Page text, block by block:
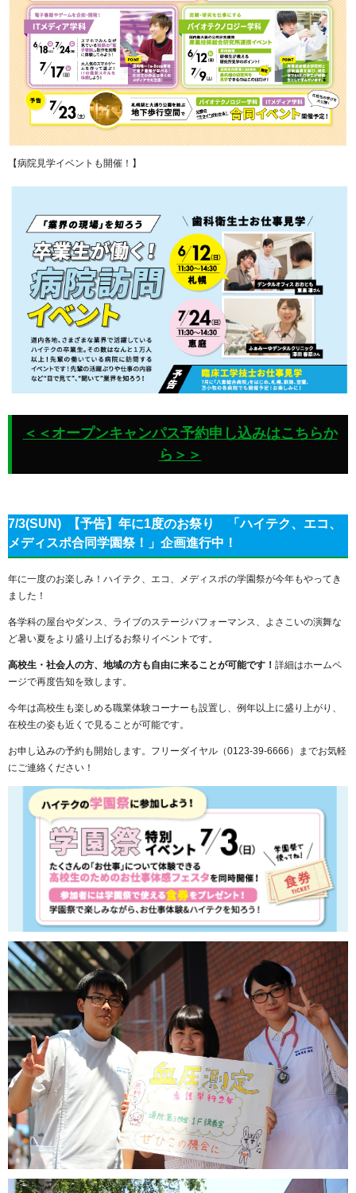
【病院見学イベントも開催！】
＜＜オープンキャンパス予約申し込みはこちらか
ら＞＞
7/3(SUN) 【予告】年に1度のお祭り 「ハイテク、エコ、
メディスポ合同学園祭！」企画進行中！
年に一度のお楽しみ！ハイテク、エコ、メディスポの学園祭が今年もやってき
ました！
各学科の屋台やダンス、ライブのステージパフォーマンス、よさこいの演舞な
ど暑い夏をより盛り上げるお祭りイベントです。
高校生・社会人の方、地域の方も自由に来ることが可能です！ 詳細はホームペ
ージで再度告知を致します。
今年は高校生も楽しめる職業体験コーナーも設置し、例年以上に盛り上がり、
在校生の姿も近くで見ることが可能です。
お申し込みの予約も開始します。フリーダイヤル（0123-39-6666）までお気軽
にご連絡ください！